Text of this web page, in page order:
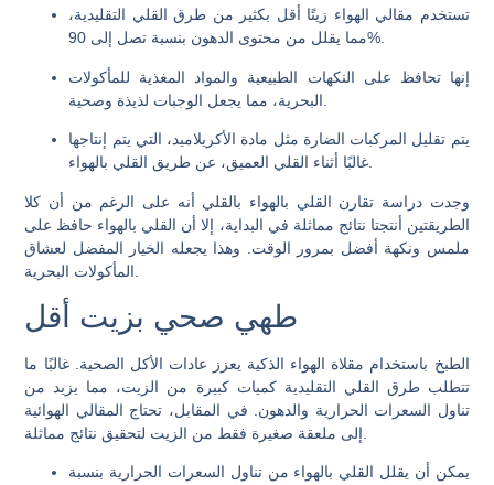
تستخدم مقالي الهواء زيتًا أقل بكثير من طرق القلي التقليدية،
مما يقلل من محتوى الدهون بنسبة تصل إلى 90%.
إنها تحافظ على النكهات الطبيعية والمواد المغذية للمأكولات
يتم تقليل المركبات الضارة مثل مادة الأكريلاميد، التي يتم إنتاجها
وجدت دراسة تقارن القلي بالهواء بالقلي أنه على الرغم من أن كلا
الطريقتين أنتجتا نتائج مماثلة في البداية، إلا أن القلي بالهواء حافظ على
ملمس ونكهة أفضل بمرور الوقت. وهذا يجعله الخيار المفضل لعشاق
طهي صحي بزيت أقل
الطبخ باستخدام مقلاة الهواء الذكية يعزز عادات الأكل الصحية. غالبًا ما
تتطلب طرق القلي التقليدية كميات كبيرة من الزيت، مما يزيد من
تناول السعرات الحرارية والدهون. في المقابل، تحتاج المقالي الهوائية
يمكن أن يقلل القلي بالهواء من تناول السعرات الحرارية بنسبة